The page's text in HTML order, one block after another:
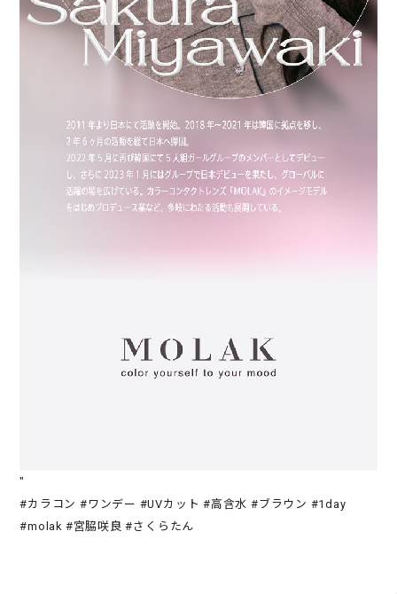
"
#カラコン #ワンデー #UVカット #高含水 #ブラウン #1day
#molak #宮脇咲良 #さくらたん